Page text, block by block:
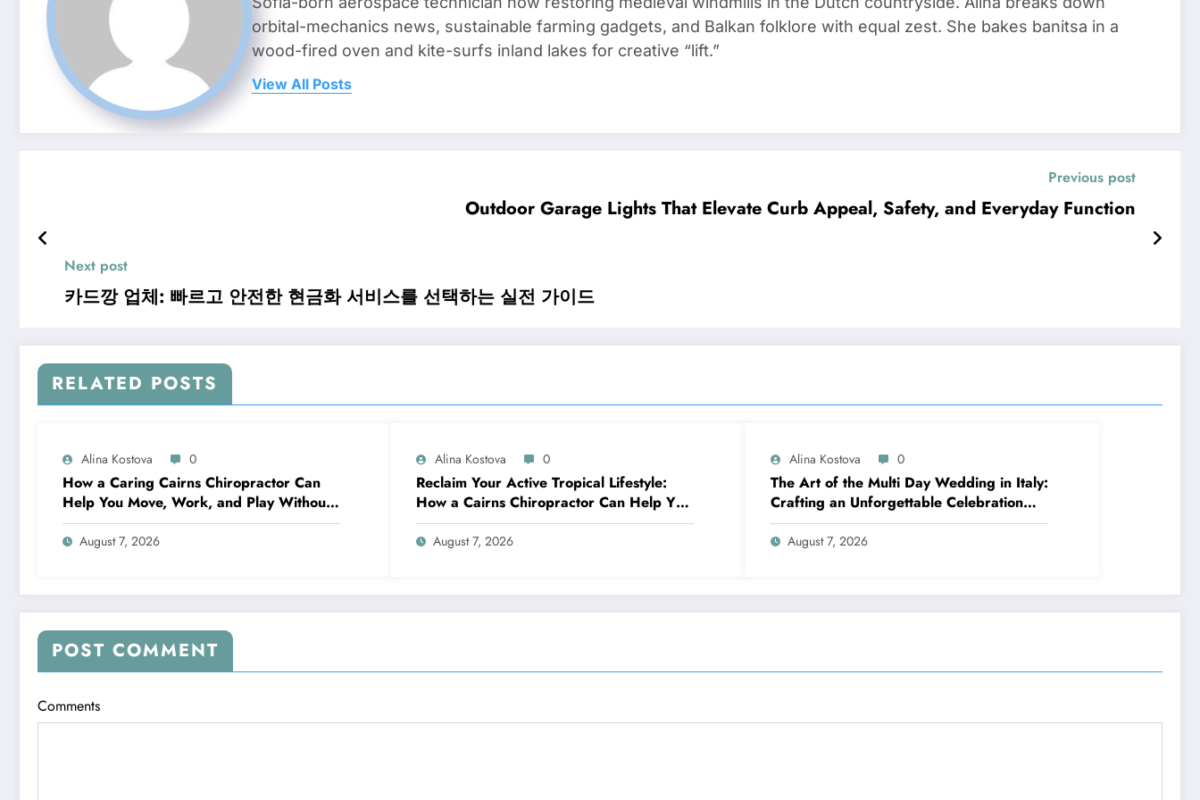
orbital-mechanics news, sustainable farming gadgets, and Balkan folklore with equal zest. She bakes banitsa in a
wood-fired oven and kite-surfs inland lakes for creative “lift.”
View All Posts
Previous post
Outdoor Garage Lights That Elevate Curb Appeal, Safety, and Everyday Function
Next post
카드깡 업체: 빠르고 안전한 현금화 서비스를 선택하는 실전 가이드
RELATED POSTS
Alina Kostova 0
How a Caring Cairns Chiropractor Can
Help You Move, Work, and Play Without
Pain
August 7, 2026
Alina Kostova 0
Reclaim Your Active Tropical Lifestyle:
How a Cairns Chiropractor Can Help You
Move Pain-Free
August 7, 2026
Alina Kostova 0
The Art of the Multi Day Wedding in Italy:
Crafting an Unforgettable Celebration
Over Several Days
August 7, 2026
POST COMMENT
Comments